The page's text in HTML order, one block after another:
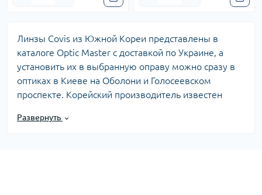
Линзы Covis из Южной Кореи представлены в
каталоге Optic Master с доставкой по Украине, а
установить их в выбранную оправу можно сразу в
оптиках в Киеве на Оболони и Голосеевском
проспекте. Корейский производитель известен
современными технологиями полировки, что
Развернуть